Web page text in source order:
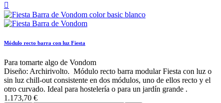

Módulo recto barra con luz Fiesta
Para tomarte algo de Vondom
Diseño: Archirivolto. Módulo recto barra modular Fiesta con luz o
sin luz chill-out consistente en dos módulos, uno de ellos recto y el
otro curvado. Ideal para hostelería o para un jardín grande .
1.173,70 €